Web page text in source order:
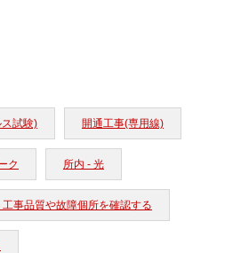
試験) 開通工事(専用線)
ク 所内 - 光
工事品質や故障個所を確認する